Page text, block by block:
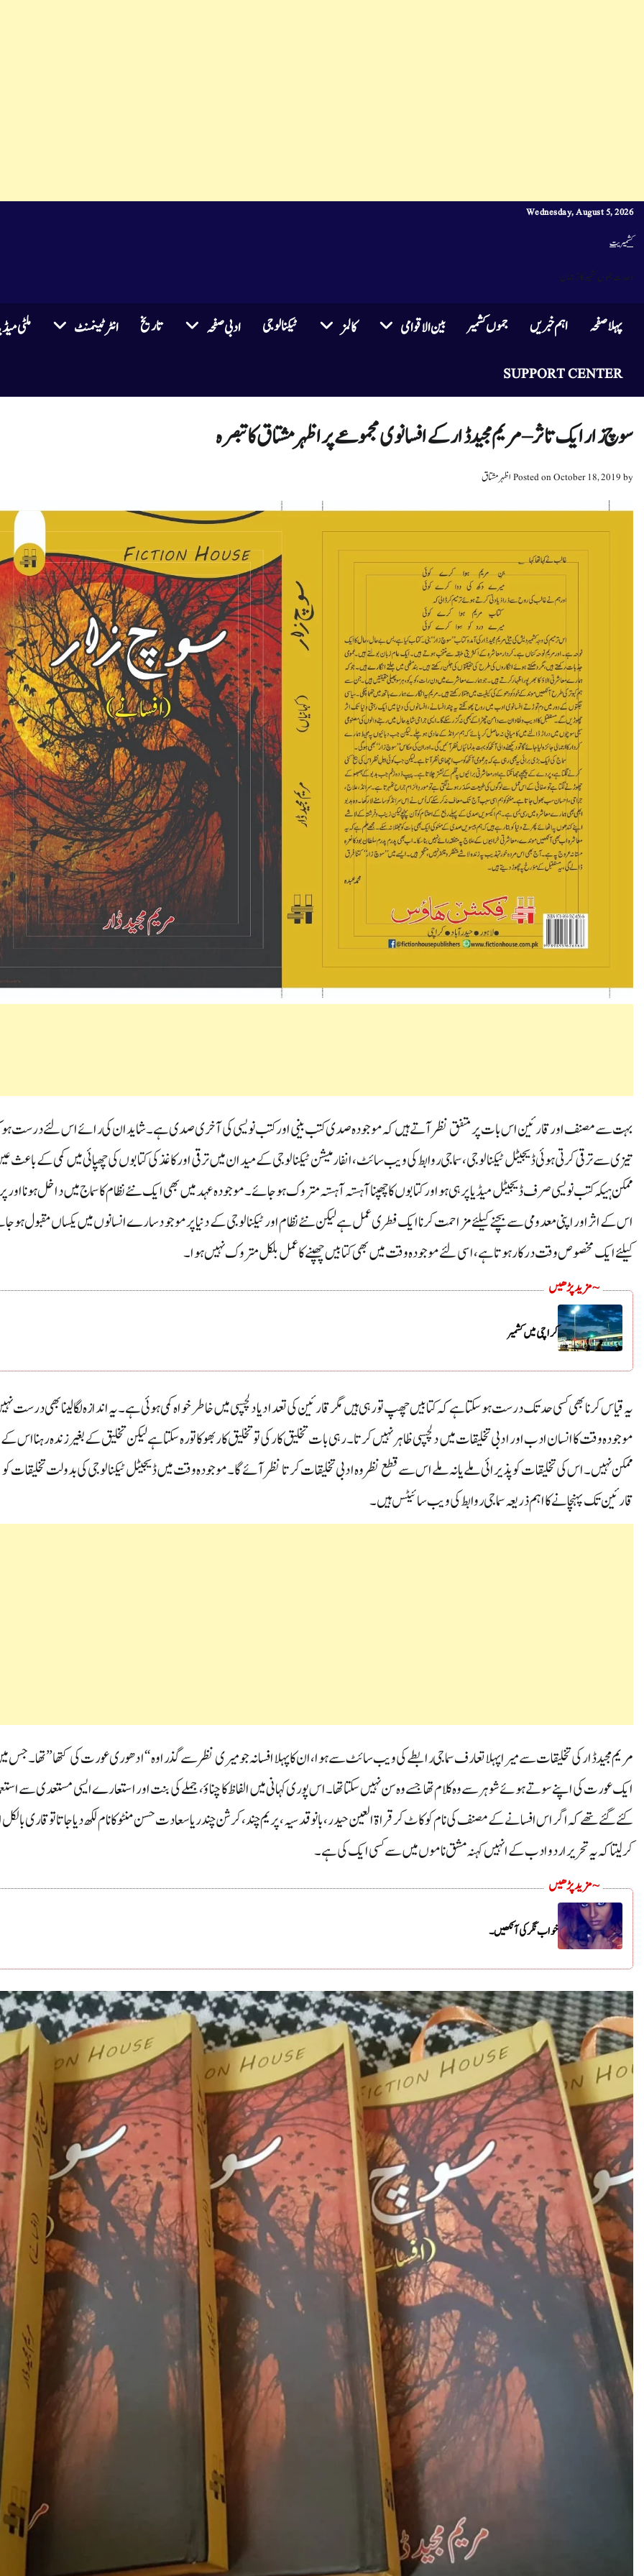
Wednesday, August 5, 2026
کشمیریت
وحدت جموں کشمیر کا ترجمان
پہلا صفحہ اہم خبریں جموں کشمیر بین الاقوامی کالمز ٹیکنالوجی ادبی صفحہ تاریخ انٹرٹینمنٹ ملٹی
SUPPORT CENTER
سوچ زار ایک تاثر – مریم مجید ڈار کے افسانوی مجموعے پر اظہر مشتاق کا تبصرہ
Posted onOctober 18, 2019by اظہر مشتاق
بہت سے مصنف اور قارئین اس بات پر متفق نظر آتے ہیں کہ موجودہ صدی کتب بینی اور کتب نویسی کی آخری صدی ہے۔ شاید ان کی رائے اس لئے درست
تیزی سے ترقی کرتی ہوئی ڈیجیٹل ٹیکنالوجی، سماجی روابط کی ویب سائٹ ، انفارمیشن ٹیکنالوجی کے میدان میں ترقی اور کاغذ کی کتابوں کی چھپائی میں کمی کے باعث
ممکن ہیکہ کتب نویسی صرف ڈیجیٹل میڈیا پر ہی ہو اور کتابوں کا چھپنا آہستہ آہستہ متروک ہوجائے ۔ موجودہ عہد میں بھی ایک نئے نظام کا سماج میں داخل ہونا اور
اس کے اثر اور اپنی معدومی سے بچنے کیلئے مزاحمت کرنا ایک فطری عمل ہے لیکن نئے نظام اور ٹیکنالوجی کےدنیا پر موجود سارے انسانوں میں یکساں مقبول
کیلئے ایک مخصوص وقت درکار ہوتا ہے، اسی لئے موجودہ وقت میں بھی کتابیں چھپنے کا عمل بلکل متروک نہیں ہوا ۔
~ مزید پڑھیں
کراچی میں کشمیر
یہ قیاس کرنا بھی کسی حد تک درست ہو سکتا ہے کہ کتابیں چھپ تو رہی ہیں مگر قارئین کی تعداد یا دلچسپی میں خاطر خواہ کمی ہوئی ہے۔ یہ اندازہ لگا لینا بھی درست
موجودہ وقت کا انسان ادب اور ادبی تخلیقات میں دلچسپی ظاہر نہیں کرتا۔رہی بات تخلیق کار کی تو تخلیق کار بھوکا تو رہ سکتا ہے لیکن تخلیق کے بغیر زندہ رہنا اس
ممکن نہیں۔ اس کی تخلیقات کو پذیرائی ملے یا نہ ملے اس سے قطع نظر وہ ادبی تخلیقات کرتا نظر آئے گا۔ موجودہ وقت میں ڈیجیٹل ٹیکنالوجی کی بدولت تخلیقات کو
قارئین تک پہنچانے کا اہم ذریعہ سماجی روابط کی ویب سائیٹس ہیں۔
مریم مجید ڈار کی تخلیقات سے میرا پہلا تعارف سماجی رابطے کی ویب سائٹ سے ہوا، ان کا پہلا افسانہ جو میری نظر سے گذرا وہ “ادھوری عورت کی کتھا ” تھا ۔ جس
ایک عورت کی اپنے سوتے ہوئے شوہر سے وہ کلام تھا جسے وہ سن نہیں سکتا تھا۔ اس پوری کہانی میں الفاظ کا چناؤ ، جملے کی بنت اور استعارے ایسی مستعدی سے
کئے گئے تھے کہ اگر اس افسانے کے مصنف کی نام کو کاٹ کر قراۃالعین حیدر، بانو قدسیہ، پریم چند ،کرشن چندریا سعادت حسن منٹو کا نام لکھ دیا جاتا تو قاری بالکل
کر لیتا کہ یہ تحریر اردو ادب کے انہیں کہنہ مشق ناموں میں سے کسی ایک کی ہے۔
~ مزید پڑھیں
خواب نگر کی آنکھیں۔